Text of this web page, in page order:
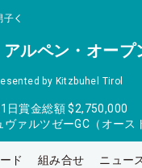
子
ルペン・オープ
by Kitzbuhel Tirol
日賞金総額 $2,750,000
ァルツゼーGC（オース
ド 組み合せ ニュー